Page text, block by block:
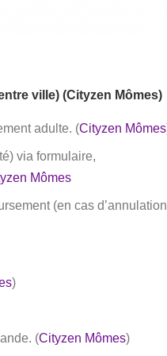
ville) (Cityzen Mômes)
adulte. (Cityzen Mômes
via formulaire,
Mômes
(en cas d’annulation
)
(Cityzen Mômes)